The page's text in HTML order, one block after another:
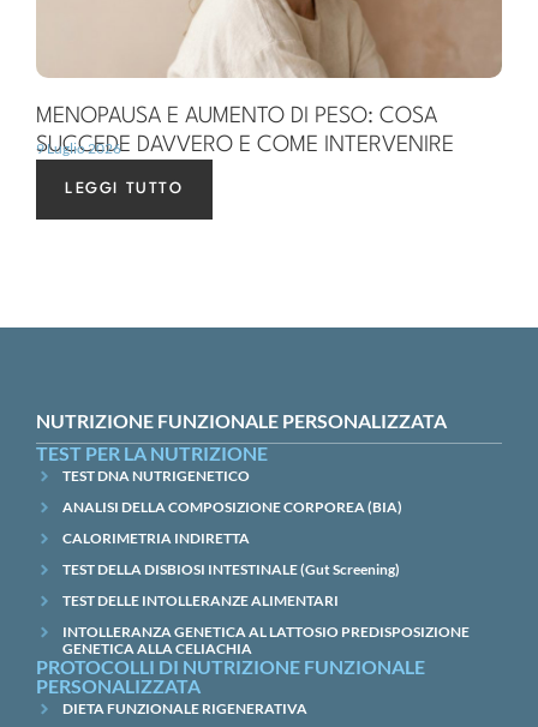
MENOPAUSA E AUMENTO DI PESO: COSA
SUCCEDE DAVVERO E COME INTERVENIRE
9 Luglio 2026
LEGGI TUTTO
NUTRIZIONE FUNZIONALE PERSONALIZZATA
TEST PER LA NUTRIZIONE
TEST DNA NUTRIGENETICO
ANALISI DELLA COMPOSIZIONE CORPOREA (BIA)
CALORIMETRIA INDIRETTA
TEST DELLA DISBIOSI INTESTINALE (Gut Screening)
TEST DELLE INTOLLERANZE ALIMENTARI
INTOLLERANZA GENETICA AL LATTOSIO PREDISPOSIZIONE
GENETICA ALLA CELIACHIA
PROTOCOLLI DI NUTRIZIONE FUNZIONALE
PERSONALIZZATA
DIETA FUNZIONALE RIGENERATIVA